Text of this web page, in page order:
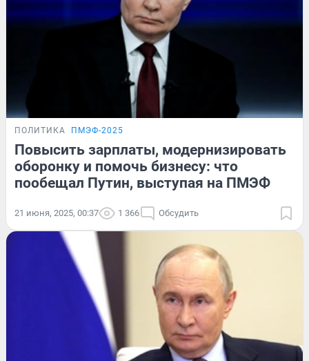
ПОЛИТИКА ПМЭФ-2025
Повысить зарплаты, модернизировать
оборонку и помочь бизнесу: что
пообещал Путин, выступая на ПМЭФ
21 июня, 2025, 00:37 1 366 Обсудить